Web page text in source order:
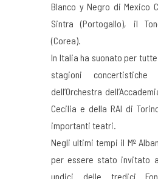
Blanco y Negro di Mexico
Sintra (Portogallo), il
(Corea).
In Italia ha suonato per
stagioni concertistiche
dell’Orchestra
Cecilia e della RAI di
importanti teatri.
Negli ultimi tempi il Mº
per essere stato invitato
undici delle tredici